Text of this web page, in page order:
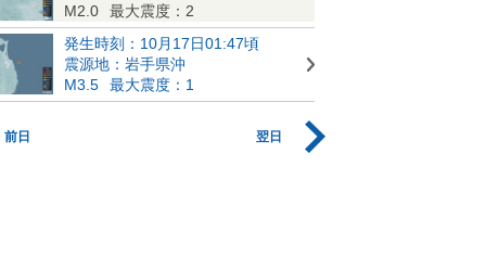
M2.0
最大震度：2
発生時刻：10月17日01:47頃
震源地：岩手県沖
M3.5
最大震度：1
前日 翌日